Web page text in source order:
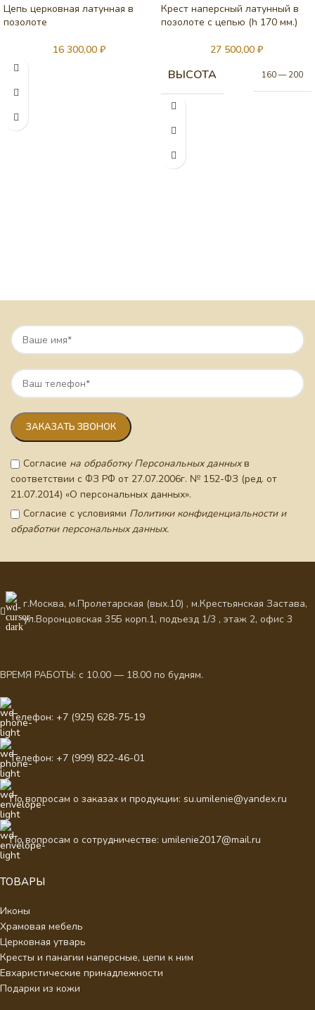
Цепь церковная латунная в
позолоте
16 300,00 ₽
Крест наперсный латунный в
позолоте с цепью (h 170 мм.)
27 500,00 ₽
ВЫСОТА 160 — 200
Согласие на обработку Персональных данныхв
соответствии с ФЗ РФ от 27.07.2006г. № 152-ФЗ (ред. от
21.07.2014) «О персональных данных».
Согласие с условиями Политики конфиденциальности и
обработки персональных данных.
г.Москва, м.Пролетарская (вых.10) , м.Крестьянская Застава,
ул.Воронцовская 35Б корп.1, подъезд 1/3 , этаж 2, офис 3
ВРЕМЯ РАБОТЫ: с 10.00 — 18.00 по будням.
Телефон: +7 (925) 628-75-19
Телефон: +7 (999) 822-46-01
По вопросам о заказах и продукции: su.umilenie@yandex.ru
По вопросам о сотрудничестве: umilenie2017@mail.ru
ТОВАРЫ
Иконы
Храмовая мебель
Церковная утварь
Кресты и панагии наперсные, цепи к ним
Евхаристические принадлежности
Подарки из кожи